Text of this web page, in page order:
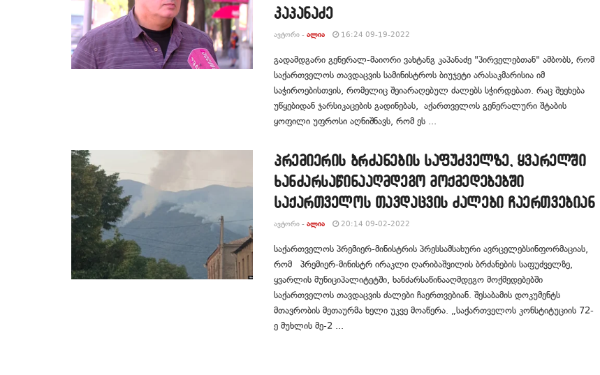
კაპანაძე
ᲐᲕᲢᲝᲠᲘ - ᲐᲚᲘᲐ 16:24 09-19-2022
გადამდგარი გენერალ-მაიორი ვახტანგ კაპანაძე "პირველებთან" ამბობს, რომ
საქართველოს თავდაცვის სამინისტროს ბიუჯეტი არასაკმარისია იმ
საჭიროებისთვის, რომელიც შეიარაღებულ ძალებს სჭირდებათ. რაც შეეხება
უწყებიდან ჯარსიკაცების გადინებას, აქართველოს გენერალური შტაბის
ყოფილი უფროსი აღნიშნავს, რომ ეს ...
პრემიერის ბრძანების საფუძველზე, ყვარელში
ხანძარსაწინააღმდეგო მოქმედებებში
საქართველოს თავდაცვის ძალები ჩაერთვებიან
ᲐᲕᲢᲝᲠᲘ - ᲐᲚᲘᲐ 20:14 09-02-2022
საქართველოს პრემიერ-მინისტრის პრესსამსახური ავრცელებსინფორმაციას,
რომ პრემიერ-მინისტრ ირაკლი ღარიბაშვილის ბრძანების საფუძველზე,
ყვარლის მუნიციპალიტეტში, ხანძარსაწინააღმდეგო მოქმედებებში
საქართველოს თავდაცვის ძალები ჩაერთვებიან. შესაბამის დოკუმენტს
მთავრობის მეთაურმა ხელი უკვე მოაწერა. „საქართველოს კონსტიტუციის 72-
ე მუხლის მე-2 ...